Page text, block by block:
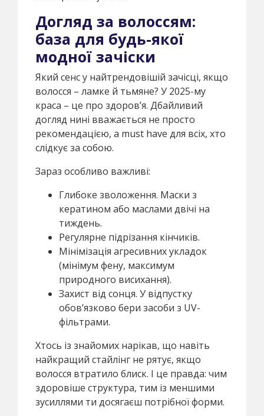
Догляд за волоссям:
база для будь-якої
модної зачіски
Який сенс у найтрендовішій зачісці, якщо
волосся – ламке й тьмяне? У 2025-му
краса – це про здоров’я. Дбайливий
догляд нині вважається не просто
рекомендацією, а must have для всіх, хто
слідкує за собою.
Зараз особливо важливі:
Глибоке зволоження. Маски з
кератином або маслами двічі на
тиждень.
Регулярне підрізання кінчиків.
Мінімізація агресивних укладок
(мінімум фену, максимум
природного висихання).
Захист від сонця. У відпустку
обов’язково бери засоби з UV-
фільтрами.
Хтось із знайомих нарікав, що навіть
найкращий стайлінг не рятує, якщо
волосся втратило блиск. І це правда: чим
здоровіше структура, тим із меншими
зусиллями ти досягаєш потрібної форми.